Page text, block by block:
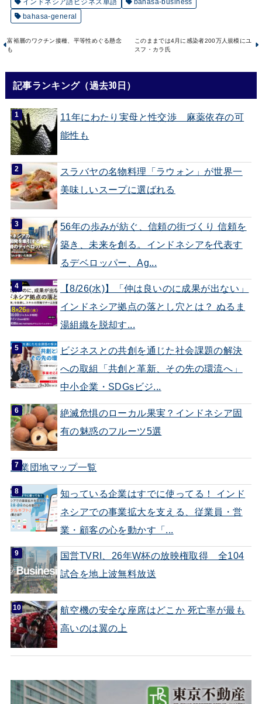
インドネシア語ビジネス単語
bahasa-business
bahasa-general
富裕層のワクチン接種、平等性めぐる懸念
も
このままでは4月に感染者200万人規模にユ
スフ・カラ氏
記事ランキング（過去30日）
11年にわたり実母と性交渉 麻薬依存の可
能性も
スラバヤの名物料理「ラウォン」が世界一
美味しいスープに選ばれる
56年の歩みが紡ぐ、信頼の街づくり 信頼を
築き、未来を創る。インドネシアを代表す
るデベロッパー、Ag...
【8/26(水)】「仲は良いのに成果が出ない」
インドネシア拠点の落とし穴とは？ ぬるま
湯組織を脱却す...
ビジネスとの共創を通じた社会課題の解決
への取組「共創と革新、その先の環流へ」
中小企業・SDGsビジ...
絶滅危惧のローカル果実？インドネシア固
有の魅惑のフルーツ5選
工業団地マップ一覧
知っている企業はすでに使ってる！ インド
ネシアでの事業拡大を支える、従業員・営
業・顧客の心を動かす「...
国営TVRI、26年W杯の放映権取得 全104
試合を地上波無料放送
航空機の安全な座席はどこか 死亡率が最も
高いのは翼の上